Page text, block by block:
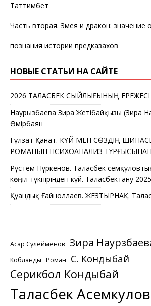
Таттимбет
Часть вторая. Змея и дракон: значение
познания истории предказахов
НОВЫЕ СТАТЬИ НА САЙТЕ
2026 ТАЛАСБЕК СЫЙЛЫҒЫНЫҢ ЕРЕЖЕСІ
Наурызбаева Зира Жетібайқызы (Зира
Өмірбаян
Гүлзат Қанат. КҮЙ МЕН СӨЗДІҢ
РОМАНЫН ПСИХОАНАЛИЗ
Рүстем Нұркенов. Таласбек
көңіл түкпіріндегі күй. Таласбектану
Қуандық Ғайноллаев. ЖЕЗТЫРНАҚ.
Асқар Сүлейменов Зира
Кобланды Роман С. Кондыбай
Серикбол Кондыбай
Таласбек Асемкулов